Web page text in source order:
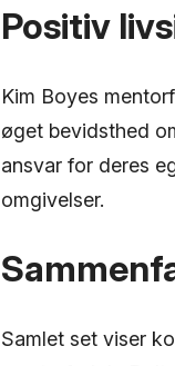
Positiv
Kim Boyes
øget bevidsthed
ansvar for deres
omgivelser.
Samlet set viser